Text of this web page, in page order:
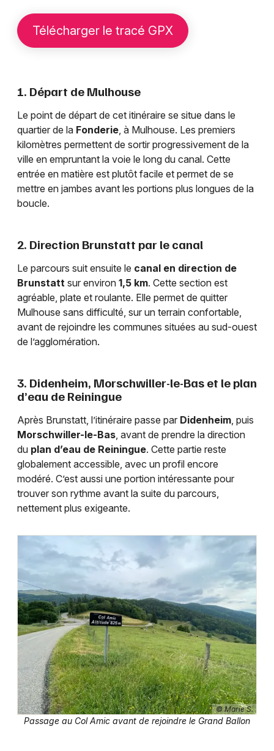
Télécharger le tracé GPX
1. Départ de Mulhouse
Le point de départ de cet itinéraire se situe dans le
quartier de la Fonderie , à Mulhouse. Les premiers
kilomètres permettent de sortir progressivement de la
ville en empruntant la voie le long du canal. Cette
entrée en matière est plutôt facile et permet de se
mettre en jambes avant les portions plus longues de la
boucle.
2. Direction Brunstatt par le canal
Le parcours suit ensuite le canal en direction de
Brunstatt sur environ 1,5 km. Cette section est
agréable, plate et roulante. Elle permet de quitter
Mulhouse sans difficulté, sur un terrain confortable,
avant de rejoindre les communes situées au sud-ouest
de l’agglomération.
3. Didenheim, Morschwiller-le-Bas et le plan
d’eau de Reiningue
Après Brunstatt, l’itinéraire passe par Didenheim , puis
Morschwiller-le-Bas , avant de prendre la direction
du plan d’eau de Reiningue. Cette partie reste
globalement accessible, avec un profil encore
modéré. C’est aussi une portion intéressante pour
trouver son rythme avant la suite du parcours,
nettement plus exigeante.
© Marie S.
Passage au Col Amic avant de rejoindre le Grand Ballon